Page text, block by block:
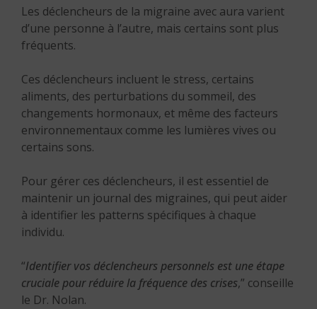
Les déclencheurs de la migraine avec aura varient
d’une personne à l’autre, mais certains sont plus
fréquents.
Ces déclencheurs incluent le stress, certains
aliments, des perturbations du sommeil, des
changements hormonaux, et même des facteurs
environnementaux comme les lumières vives ou
certains sons.
Pour gérer ces déclencheurs, il est essentiel de
maintenir un journal des migraines, qui peut aider
à identifier les patterns spécifiques à chaque
individu.
“Identifier vos déclencheurs personnels est une étape
cruciale pour réduire la fréquence des crises,” conseille
le Dr. Nolan.